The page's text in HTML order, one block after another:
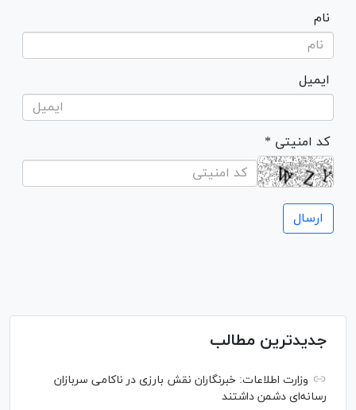
نام
ایمیل
* کد امنیتی
جدیدترین مطالب
وزارت اطلاعات: خبرنگاران نقش بارزی در ناکامی سربازان
رسانه‌ای دشمن داشتند